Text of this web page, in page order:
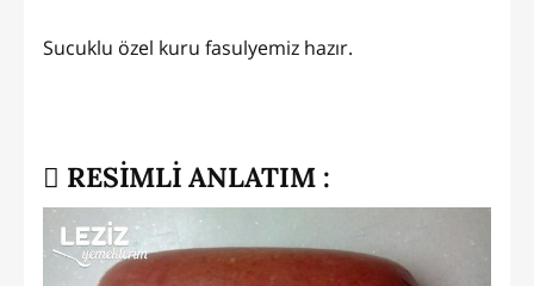
Sucuklu özel kuru fasulyemiz hazır.
RESİMLİ ANLATIM :